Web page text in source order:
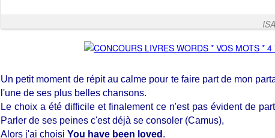
Un petit moment de répit au calme pour te faire part de mon
l'une de ses plus belles chansons.
Le choix a été difficile et finalement ce n'est pas évident de
Parler de ses peines c'est déjà se consoler (Camus),
Alors j'ai choisi You have been loved .